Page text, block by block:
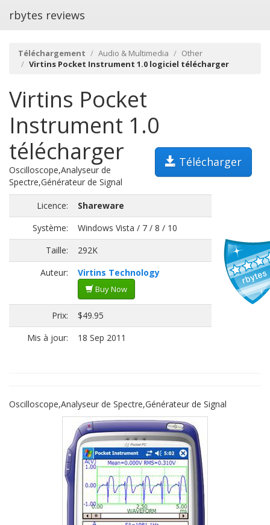
rbytes reviews
Téléchargement Audio & Multimedia
Other
Virtins Pocket Instrument 1.0 logiciel télécharger
Virtins Pocket
Instrument 1.0
télécharger
Télécharger
Oscilloscope,Analyseur de
Spectre,Générateur de Signal
Licence:
Shareware
Système:
Windows Vista / 7 / 8 / 10
Taille:
292K
Auteur:
Virtins Technology
Buy Now
Prix:
$49.95
Mis à jour:
18 Sep 2011
Oscilloscope,Analyseur de Spectre,Générateur de Signal